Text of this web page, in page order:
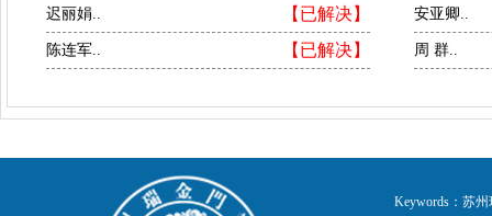
【已解决】
迟丽娟..
【已解决】
陈连军..
安亚卿..
周 群..
Keywords：苏